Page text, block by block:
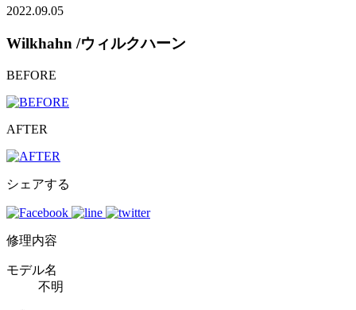
2022.09.05
Wilkhahn /ウィルクハーン
BEFORE
AFTER
シェアする
修理内容
モデル名
不明